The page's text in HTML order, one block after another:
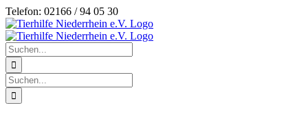
Zum
Inhalt
springen
Telefon: 02166 / 94 05 30
Suche
nach:
Suche
nach: